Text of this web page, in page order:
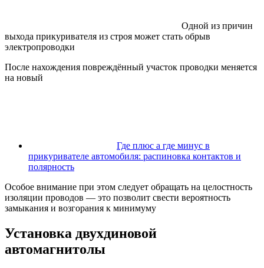
Одной из причин
выхода прикуривателя из строя может стать обрыв
электропроводки
После нахождения повреждённый участок проводки меняется
на новый
Где плюс а где минус в
прикуривателе автомобиля: распиновка контактов и
полярность
Особое внимание при этом следует обращать на целостность
изоляции проводов — это позволит свести вероятность
замыкания и возгорания к минимуму
Установка двухдиновой
автомагнитолы